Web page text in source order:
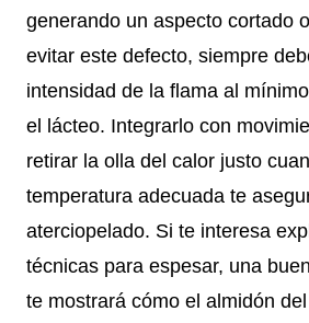
generando un aspecto cortado
evitar este defecto, siempre
intensidad de la flama al
el lácteo. Integrarlo con
retirar la olla del calor justo
temperatura adecuada te
aterciopelado. Si te interesa
técnicas para espesar, una
te mostrará cómo el almidón